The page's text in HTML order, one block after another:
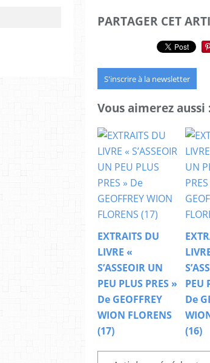
PARTAGER CET
S'inscrire à la newsletter
Vous aimerez aussi
EXTRAITS DU
LIVRE «
S’ASSEOIR UN
PEU PLUS PRES »
De GEOFFREY
WION FLORENS
(17)
PEU
De
(16)